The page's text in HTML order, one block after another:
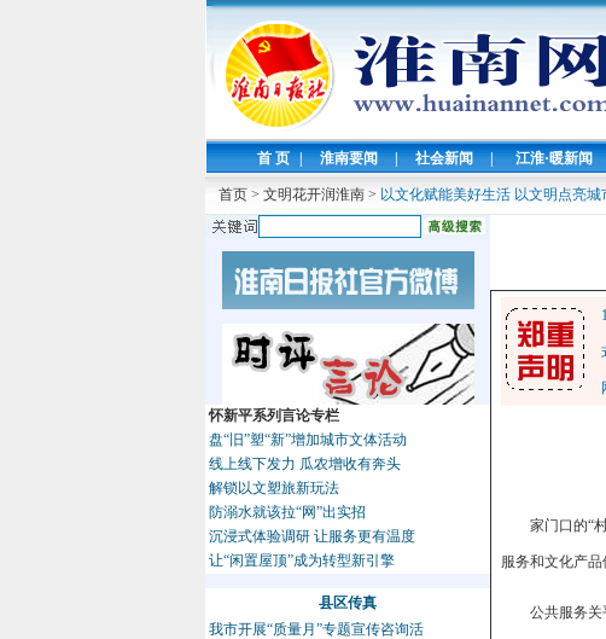
首 页 | 淮南要闻 | 社会新闻 | 江淮·暖新闻
首页 > 文明花开润淮南 > 以文化赋能美好生活 以文明点亮城
怀新平系列言论专栏
盘“旧”塑“新”增加城市文体活动
线上线下发力 瓜农增收有奔头
解锁以文塑旅新玩法
防溺水就该拉“网”出实招
沉浸式体验调研 让服务更有温度
让“闲置屋顶”成为转型新引擎
县区传真
我市开展“质量月”专题宣传咨询活
家门口的“
服务和文化产
公共服务